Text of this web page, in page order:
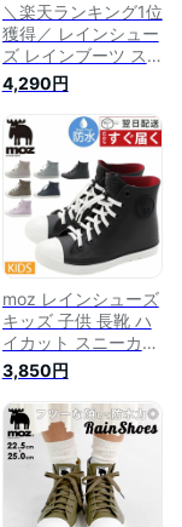
＼楽天ランキング1位
獲得／ レインシュー
ズ レインブーツ ス
ニーカー レディース
moz モズ 靴 長靴 シ
ョート 黒 白 ブラッ
ク ネイビー ホワイ
ト ベージュ 防水 ハ
イカット 軽量 軽い
雨の日 シンプル 雨
靴 学校 通学 通勤 レ
インスニーカー MZ-
8017
4,290円
moz レインシューズ
キッズ 子供 長靴 ハ
イカット スニーカー
黒 ブラック カーキ
ネイビー 雨 防水 レ
インブーツ レインス
ニーカー 男の子 女
の子 おしゃれ 通学
靴 モズ moz
mz7017
3,850円